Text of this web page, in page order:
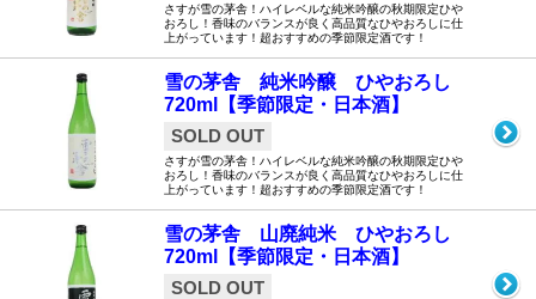
さすが雪の茅舎！ハイレベルな純米吟醸の秋期限定ひや
おろし！香味のバランスが良く高品質なひやおろしに仕
上がっています！超おすすめの季節限定酒です！
雪の茅舎 純米吟醸 ひやおろし
720ml【季節限定・日本酒】
SOLD OUT
さすが雪の茅舎！ハイレベルな純米吟醸の秋期限定ひや
おろし！香味のバランスが良く高品質なひやおろしに仕
上がっています！超おすすめの季節限定酒です！
雪の茅舎 山廃純米 ひやおろし
720ml【季節限定・日本酒】
SOLD OUT